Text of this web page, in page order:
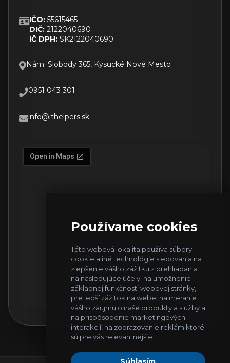
Používame cookies
Táto webová lokalita používa súbory
cookie a iné technológie sledovania na
zlepšenie vášho zážitku z prehliadania
na nasledujúce účely: na umožnenie
základnej funkčnosti webovej stránky,
pre lepší zážitok na webe na meranie
vášho záujmu o naše produkty a služby a
na prispôsobenie marketingových
interakcií, na zobrazovanie reklám ktoré
sú pre vás relevantnejšie
IČO: 55615465
DIČ: 2122040690
IČ DPH: SK2122040690
Nám. Slobody 365, Kysucké Nové Mesto
0951 043 301
info@ithelpers.sk